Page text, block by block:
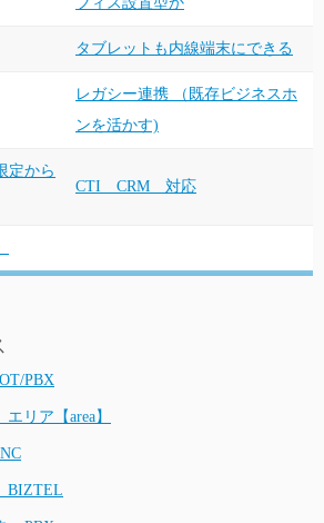
タブレットも内線端末にできる
レガシー連携 （既存ビジネスホ
ンを活かす)
定から
CTI CRM 対応
PBX
リア【area】